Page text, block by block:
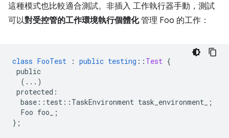
這種模式也比較適合測試。非插入 工作執行器手動，測試
可以對受控管的工作環境執行個體化管理 Foo 的工作：
class FooTest : public testing :: Test {
public
(...)
protected :
base :: test :: TaskEnvironment task_environment_
;
Foo foo_
;
} ;